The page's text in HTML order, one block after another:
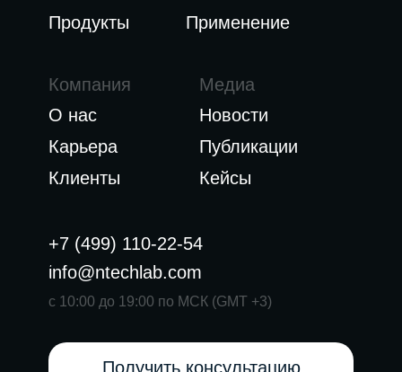
Компания Медиа
с 10:00 до 19:00 по МСК (GMT +3)
Применение
Новости
Кейсы
info@ntechlab.com
+7 (499) 110-22-54
Публикации
Карьера
Клиенты
О нас
Продукты
Получить консультацию